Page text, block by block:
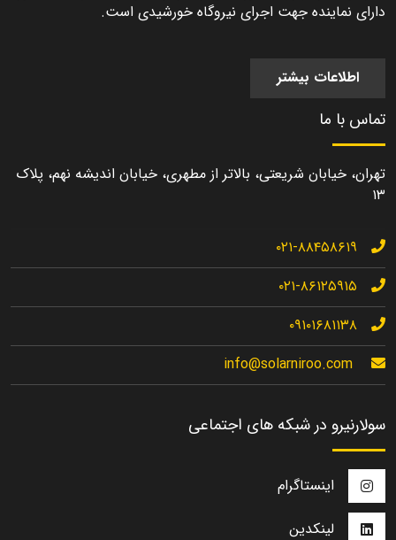
دارای نماینده جهت اجرای نیروگاه خورشیدی است.
اطلاعات بیشتر
تماس با ما
تهران، خیابان شریعتی، بالاتر از مطهری، خیابان اندیشه نهم، پلاک
۱۳
۰۲۱-۸۸۴۵۸۶۱۹
۰۲۱-۸۶۱۲۵۹۱۵
۰۹۱۰۱۶۸۱۱۳۸
info@solarniroo.com
سولارنیرو در شبکه های اجتماعی
اینستاگرام
لینکدین